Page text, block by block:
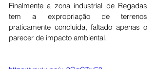
Finalmente a zona industrial de Regadas
tem a expropriação de terrenos
praticamente concluída, faltado apenas o
parecer de impacto ambiental.